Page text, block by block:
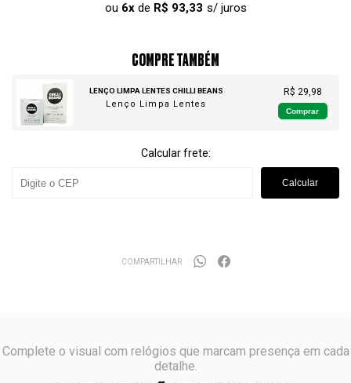
ou 6xde R$ 93,33
COMPRE TAMBÉM
LENÇO LIMPA LENTES CHILLI BEANS
Lenço Limpa Lentes
R$ 29,98
Comprar
Calcular frete:
Calcular
COMPARTILHAR
Complete o visual com relógios que marcam presença em cada
detalhe.